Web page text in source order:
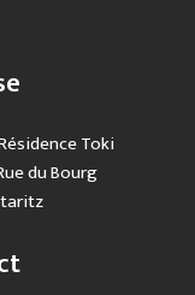
Toki
du Bourg